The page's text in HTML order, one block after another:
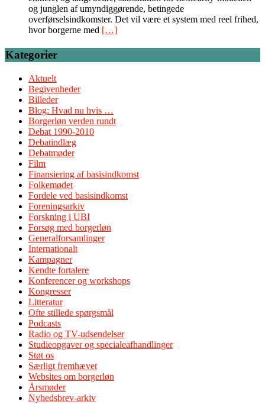
og junglen af umyndiggørende, betingede
overførselsindkomster. Det vil være et system med reel frihed,
hvor borgerne med […]
Kategorier
Aktuelt
Begivenheder
Billeder
Blog: Hvad nu hvis …
Borgerløn verden rundt
Debat 1990-2010
Debatindlæg
Debatmøder
Film
Finansiering af basisindkomst
Folkemødet
Fordele ved basisindkomst
Foreningsarkiv
Forskning i UBI
Forsøg med borgerløn
Generalforsamlinger
Internationalt
Kampagner
Kendte fortalere
Konferencer og workshops
Kongresser
Litteratur
Ofte stillede spørgsmål
Podcasts
Radio og TV-udsendelser
Studieopgaver og specialeafhandlinger
Støt os
Særligt fremhævet
Websites om borgerløn
Årsmøder
Nyhedsbrev-arkiv